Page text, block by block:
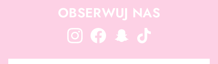
OBSERWUJ NAS
InstagramFacebook SnapchatTikTok